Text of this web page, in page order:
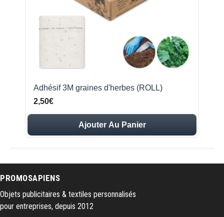
Adhésif 3M graines d'herbes (ROLL)
2,50€
Ajouter Au Panier
PROMOSAPIENS
Objets publicitaires & textiles personnalisés
pour entreprises, depuis 2012